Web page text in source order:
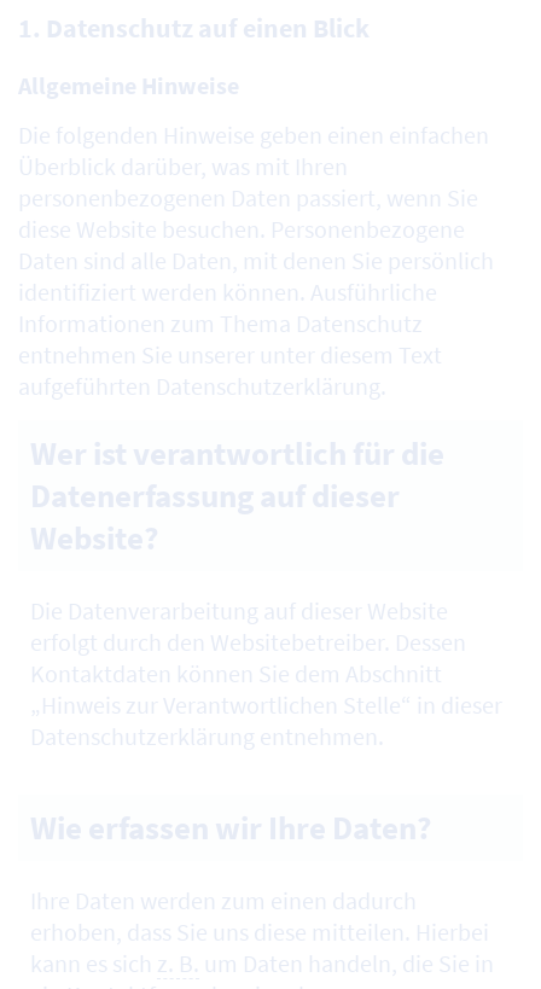
1. Datenschutz auf einen Blick
Allgemeine Hinweise
Die folgenden Hinweise geben einen einfachen
Überblick darüber, was mit Ihren
personenbezogenen Daten passiert, wenn Sie
diese Website besuchen. Personenbezogene
Daten sind alle Daten, mit denen Sie persönlich
identifiziert werden können. Ausführliche
Informationen zum Thema Datenschutz
entnehmen Sie unserer unter diesem Text
aufgeführten Datenschutzerklärung.
Die Datenverarbeitung auf dieser Website
erfolgt durch den Websitebetreiber. Dessen
Kontaktdaten können Sie dem Abschnitt
„Hinweis zur Verantwortlichen Stelle“ in dieser
Datenschutzerklärung entnehmen.
Ihre Daten werden zum einen dadurch
erhoben, dass Sie uns diese mitteilen. Hierbei
kann es sich z. B. um Daten handeln, die Sie in